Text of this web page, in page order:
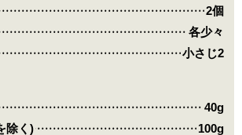
2個
各少々
小さじ2
40g
除く)
100g